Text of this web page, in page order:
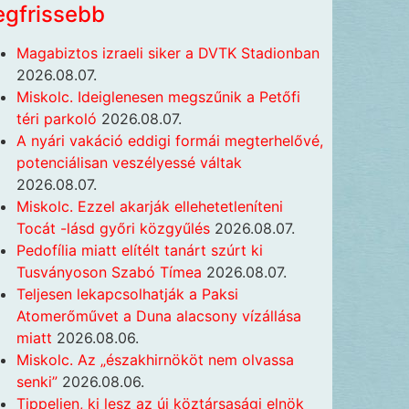
Magabiztos izraeli siker a DVTK Stadionban
2026.08.07.
Miskolc. Ideiglenesen megszűnik a Petőfi
téri parkoló 2026.08.07.
A nyári vakáció eddigi formái megterhelővé,
potenciálisan veszélyessé váltak
2026.08.07.
Miskolc. Ezzel akarják ellehetetleníteni
Tocát -lásd győri közgyűlés 2026.08.07.
Pedofília miatt elítélt tanárt szúrt ki
Tusványoson Szabó Tímea 2026.08.07.
Teljesen lekapcsolhatják a Paksi
Atomerőművet a Duna alacsony vízállása
miatt 2026.08.06.
Miskolc. Az „északhirnököt nem olvassa
senki” 2026.08.06.
Tippeljen, ki lesz az új köztársasági elnök